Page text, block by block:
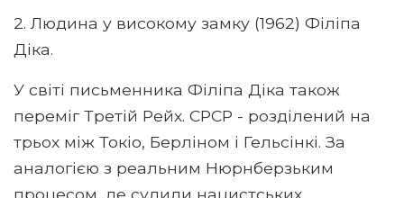
2. Людина у високому замку (1962) Філіпа
Діка.
У світі письменника Філіпа Діка також
переміг Третій Рейх. СРСР - розділений на
трьох між Токіо, Берліном і Гельсінкі. За
аналогією з реальним Нюрнберзьким
процесом, де судили нацистських